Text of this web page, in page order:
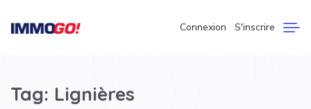
Connexion S'inscrire
Tag: Lignières